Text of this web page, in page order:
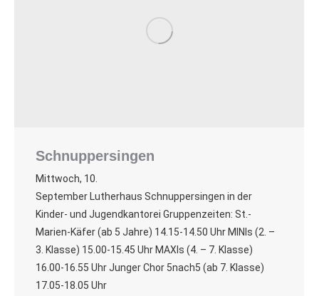
Schnuppersingen
Mittwoch, 10.
September Lutherhaus Schnuppersingen in der
Kinder- und Jugendkantorei Gruppenzeiten: St.-
Marien-Käfer (ab 5 Jahre) 14.15-14.50 Uhr MINIs (2. –
3. Klasse) 15.00-15.45 Uhr MAXIs (4. – 7. Klasse)
16.00-16.55 Uhr Junger Chor 5nach5 (ab 7. Klasse)
17.05-18.05 Uhr